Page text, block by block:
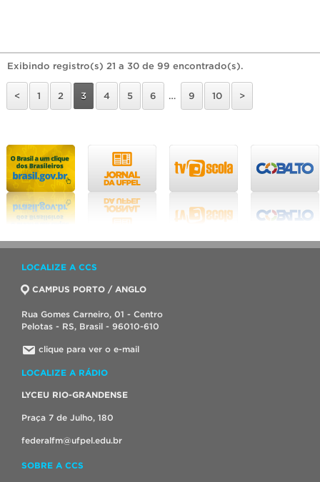
Exibindo registro(s) 21 a 30 de 99 encontrado(s).
< 1 2 3 4 5 6 … 9 10 >
LOCALIZE A CCS
CAMPUS PORTO / ANGLO
Rua Gomes Carneiro, 01 - Centro
Pelotas - RS, Brasil - 96010-610
clique para ver o e-mail
LOCALIZE A RÁDIO
LYCEU RIO-GRANDENSE
Praça 7 de Julho, 180
federalfm@ufpel.edu.br
SOBRE A CCS